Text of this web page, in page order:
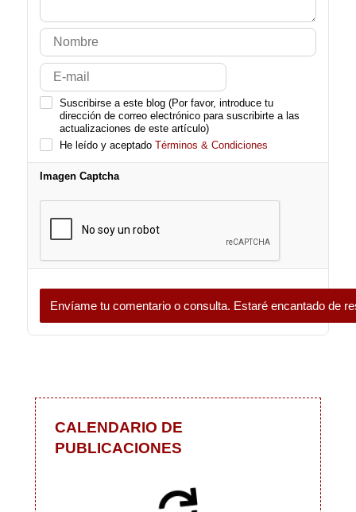
Suscribirse a este blog (Por favor, introduce tu
dirección de correo electrónico para suscribirte a las
actualizaciones de este artículo)
He leído y aceptado Términos & Condiciones
Imagen Captcha
Envíame tu comentario o consulta. Estaré encantado de
CALENDARIO DE
PUBLICACIONES